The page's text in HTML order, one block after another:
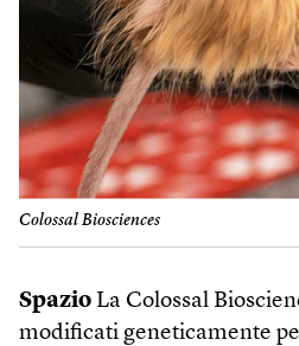
Colossal Biosciences
Spazio La Colossal
modificati geneticamente